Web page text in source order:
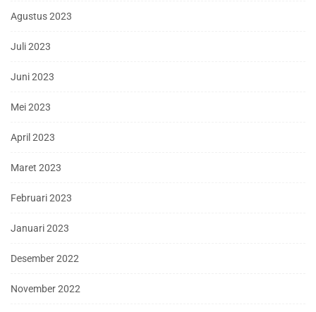
Agustus 2023
Juli 2023
Juni 2023
Mei 2023
April 2023
Maret 2023
Februari 2023
Januari 2023
Desember 2022
November 2022